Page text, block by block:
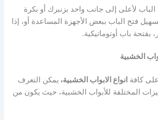
الباب لأعلى إلى جانب واحد بزنبرك أو بكرة
فتح الباب ببعض الأجهزة المساعدة أو، إذا
بفتحة باب أوتوماتيكية.
الخشبية
كافة انواع الابواب الخشبية، يمكن التعرف
المختلفة للأبواب الخشبية، حيث يكون من